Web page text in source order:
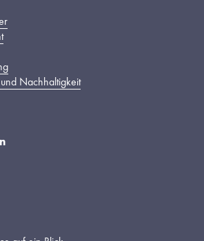
Nachhaltigkeit